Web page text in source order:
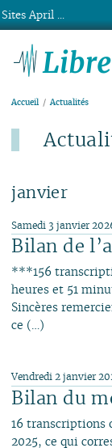
Accueil Actualités
janvier
Bilan de
Samedi 3 janvier
***156
heures et 51
Sincères
ce (…)
Bilan du
Vendredi 2 janvier
16 transcriptions
2025, ce qui
Sites April ...